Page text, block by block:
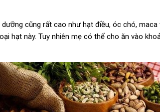
cũng rất cao như hạt điều, óc chó,
hạt này. Tuy nhiên mẹ có thể cho ăn vào